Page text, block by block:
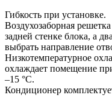
Гибкость при установке.
Воздухозаборная
задней стенке блока, а
выбрать направление
Низкотемпературное
охлаждает помещение
–15 °С.
Кондиционер